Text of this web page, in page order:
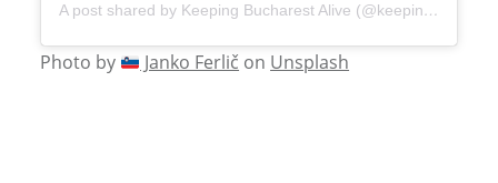
A post shared by Keeping Bucharest Alive (@keepingbucharestalive)
Photo by Janko Ferlič on Unsplash